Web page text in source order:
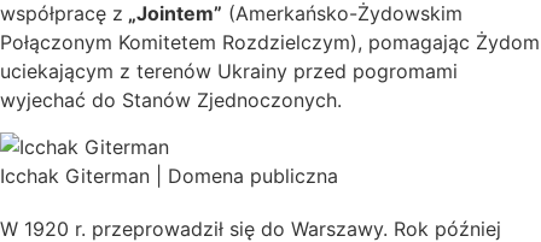
współpracę z „Jointem” (Amerkańsko-Żydowskim
Połączonym Komitetem Rozdzielczym), pomagając Żydom
uciekającym z terenów Ukrainy przed pogromami
wyjechać do Stanów Zjednoczonych.
Icchak Giterman | Domena publiczna
W 1920 r. przeprowadził się do Warszawy. Rok później